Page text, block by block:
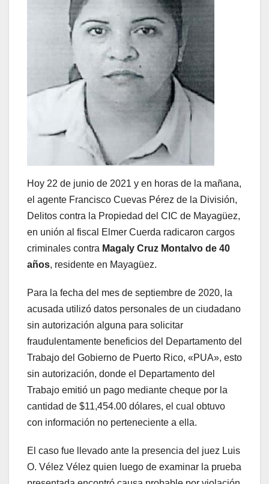
Hoy 22 de junio de 2021 y en horas de la mañana,
el agente Francisco Cuevas Pérez de la División,
Delitos contra la Propiedad del CIC de Mayagüez,
en unión al fiscal Elmer Cuerda radicaron cargos
criminales contra Magaly Cruz Montalvo de 40
años, residente en Mayagüez.
Para la fecha del mes de septiembre de 2020, la
acusada utilizó datos personales de un ciudadano
sin autorización alguna para solicitar
fraudulentamente beneficios del Departamento del
Trabajo del Gobierno de Puerto Rico, «PUA», esto
sin autorización, donde el Departamento del
Trabajo emitió un pago mediante cheque por la
cantidad de $11,454.00 dólares, el cual obtuvo
con información no perteneciente a ella.
El caso fue llevado ante la presencia del juez Luis
O. Vélez Vélez quien luego de examinar la prueba